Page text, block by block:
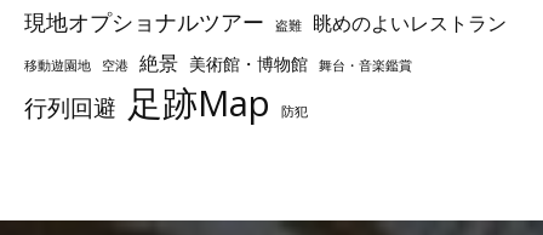
現地オプショナルツアー 盗難 眺めのよいレストラン
移動遊園地 空港 絶景 美術館・博物館 舞台・音楽鑑賞
行列回避 足跡Map 防犯